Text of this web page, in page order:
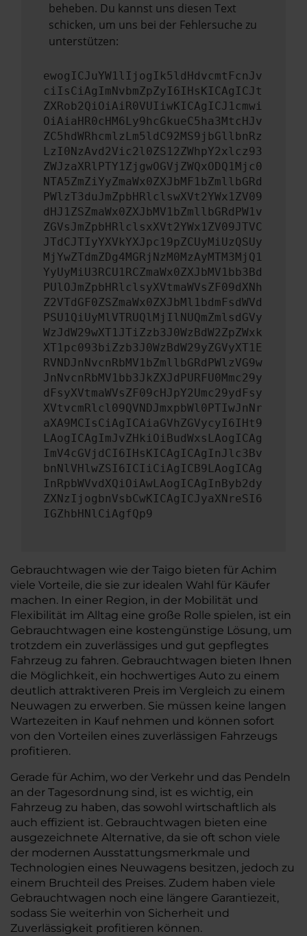
beheben. Du kannst uns diesen Text
schicken, um uns bei der Fehlersuche zu
unterstützen:
ewogICJuYW1lIjogIk5ldHdvcmtFcnJv
ciIsCiAgImNvbmZpZyI6IHsKICAgICJt
ZXRob2QiOiAiR0VUIiwKICAgICJ1cmwi
OiAiaHR0cHM6Ly9hcGkueC5ha3MtcHJv
ZC5hdWRhcmlzLm5ldC92MS9jbGllbnRz
LzI0NzAvd2Vic2l0ZS12ZWhpY2xlcz93
ZWJzaXRlPTY1ZjgwOGVjZWQxODQ1Mjc0
NTA5ZmZiYyZmaWx0ZXJbMF1bZmllbGRd
PWlzT3duJmZpbHRlclswXVt2YWx1ZV09
dHJ1ZSZmaWx0ZXJbMV1bZmllbGRdPW1v
ZGVsJmZpbHRlclsxXVt2YWx1ZV09JTVC
JTdCJTIyYXVkYXJpc19pZCUyMiUzQSUy
MjYwZTdmZDg4MGRjNzM0MzAyMTM3MjQ1
YyUyMiU3RCU1RCZmaWx0ZXJbMV1bb3Bd
PUlOJmZpbHRlclsyXVtmaWVsZF09dXNh
Z2VTdGF0ZSZmaWx0ZXJbMl1bdmFsdWVd
PSU1QiUyMlVTRUQlMjIlNUQmZmlsdGVy
WzJdW29wXT1JTiZzb3J0WzBdW2ZpZWxk
XT1pc093biZzb3J0WzBdW29yZGVyXT1E
RVNDJnNvcnRbMV1bZmllbGRdPWlzVG9w
JnNvcnRbMV1bb3JkZXJdPURFU0Mmc29y
dFsyXVtmaWVsZF09cHJpY2Umc29ydFsy
XVtvcmRlcl09QVNDJmxpbWl0PTIwJnNr
aXA9MCIsCiAgICAiaGVhZGVycyI6IHt9
LAogICAgImJvZHkiOiBudWxsLAogICAg
ImV4cGVjdCI6IHsKICAgICAgInJlc3Bv
bnNlVHlwZSI6ICIiCiAgICB9LAogICAg
InRpbWVvdXQiOiAwLAogICAgInByb2dy
ZXNzIjogbnVsbCwKICAgICJyaXNreSI6
IGZhbHNlCiAgfQp9
Gebrauchtwagen wie der Taigo bieten für Achim
viele Vorteile, die sie zur idealen Wahl für Käufer
machen. In einer Region, in der Mobilität und
Flexibilität im Alltag eine große Rolle spielen, ist ein
Gebrauchtwagen eine kostengünstige Lösung, um
trotzdem ein zuverlässiges und gut gepflegtes
Fahrzeug zu fahren. Gebrauchtwagen bieten Ihnen
die Möglichkeit, ein hochwertiges Auto zu einem
deutlich attraktiveren Preis im Vergleich zu einem
Neuwagen zu erwerben. Sie müssen keine langen
Wartezeiten in Kauf nehmen und können sofort
von den Vorteilen eines zuverlässigen Fahrzeugs
profitieren.
Gerade für Achim, wo der Verkehr und das Pendeln
an der Tagesordnung sind, ist es wichtig, ein
Fahrzeug zu haben, das sowohl wirtschaftlich als
auch effizient ist. Gebrauchtwagen bieten eine
ausgezeichnete Alternative, da sie oft schon viele
der modernen Ausstattungsmerkmale und
Technologien eines Neuwagens besitzen, jedoch zu
einem Bruchteil des Preises. Zudem haben viele
Gebrauchtwagen noch eine längere Garantiezeit,
sodass Sie weiterhin von Sicherheit und
Zuverlässigkeit profitieren können.